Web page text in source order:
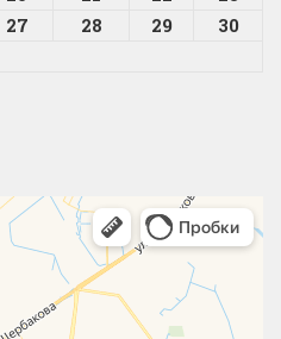
27 28 29
30